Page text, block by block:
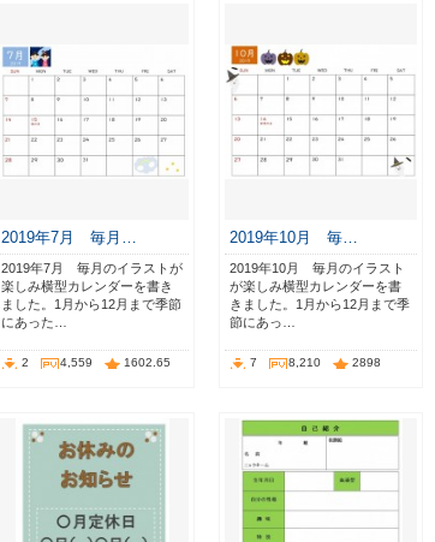
2019年7月 毎月…
2019年7月 毎月のイラストが
楽しみ横型カレンダーを書き
ました。1月から12月まで季節
にあった…
2 4,559 1602.65
2019年10月 毎…
2019年10月 毎月のイラスト
が楽しみ横型カレンダーを書
きました。1月から12月まで季
節にあっ…
7 8,210 2898